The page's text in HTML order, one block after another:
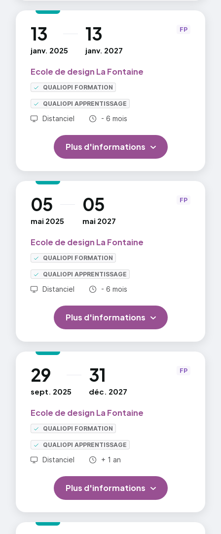
cohérence entre la personnalité de l'étudiant, ses
attentes et les réalités du marché des arts
appliqués.
=> En savoir plus
13
janv. 2025
au 13
janv. 2027
Ecole de design La Fontaine
QUALIOPI FORMATION
QUALIOPI APPRENTISSAGE
Distanciel Durée totale :
- 6 mois
FP
Plus d'informations
05
mai 2025
au 05
mai 2027
Ecole de design La Fontaine
QUALIOPI FORMATION
QUALIOPI APPRENTISSAGE
Distanciel Durée totale :
- 6 mois
FP
Plus d'informations
29
sept. 2025
au 31
déc. 2027
Ecole de design La Fontaine
QUALIOPI FORMATION
QUALIOPI APPRENTISSAGE
Distanciel Durée totale :
+ 1 an
FP
Plus d'informations